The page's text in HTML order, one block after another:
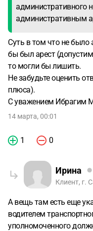
административного
административным
Суть в том что не было
бы был арест
то могли бы лишить.
Не забудьте оценить
плюса).
С уважением Ибрагим
14 марта, 00:01
1 0
Ирина
Клиент, г.
А вещь там есть еще
водителем
уполномоченного